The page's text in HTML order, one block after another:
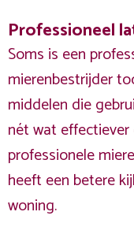
Professioneel
Soms is een
mierenbestrijder
middelen die
nét wat effectiever
professionele
heeft een betere
woning.